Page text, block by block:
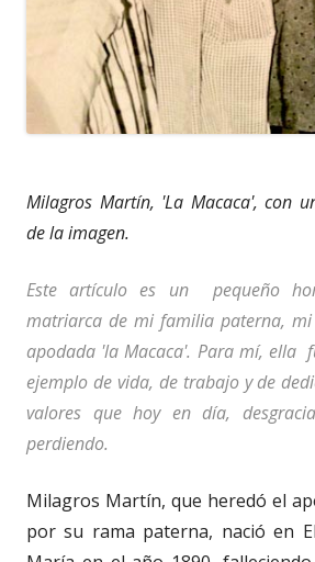
Milagros Martín, 'La Macaca', con
de la imagen.
Este artículo es un pequeño
matriarca de mi familia paterna,
apodada 'la Macaca'. Para mí, ella
ejemplo de vida, de trabajo y de
valores que hoy en día,
perdiendo.
Milagros Martín, que heredó el
por su rama paterna, nació en